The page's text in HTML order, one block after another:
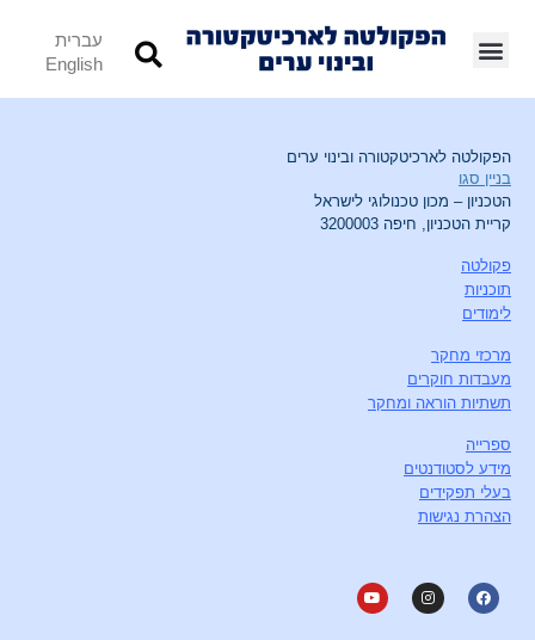
עברית
English
הפקולטה לארכיטקטורה ובינוי ערים
בניין סגו
הטכניון – מכון טכנולוגי לישראל
קריית הטכניון, חיפה 3200003
פקולטה
תוכניות
לימודים
מרכזי מחקר
מעבדות חוקרים
תשתיות הוראה ומחקר
ספרייה
מידע לסטודנטים
בעלי תפקידים
הצהרת נגישות